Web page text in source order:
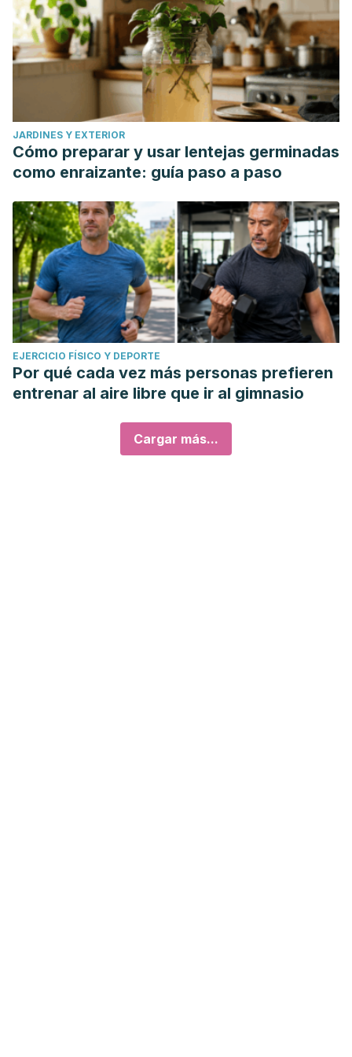
JARDINES Y EXTERIOR
Cómo preparar y usar lentejas germinadas
como enraizante: guía paso a paso
EJERCICIO FÍSICO Y DEPORTE
Por qué cada vez más personas prefieren
entrenar al aire libre que ir al gimnasio
Cargar más...